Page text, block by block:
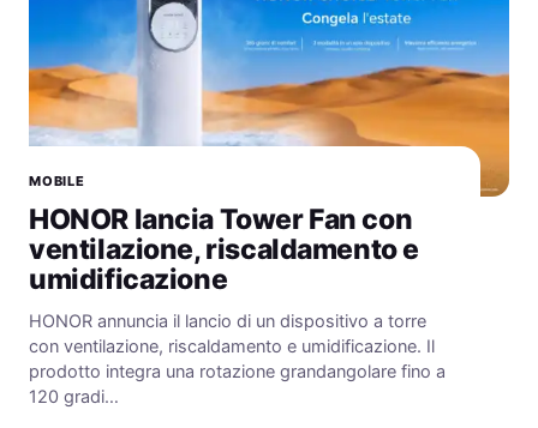
MOBILE
HONOR lancia Tower Fan con
ventilazione, riscaldamento e
umidificazione
HONOR annuncia il lancio di un dispositivo a torre
con ventilazione, riscaldamento e umidificazione. Il
prodotto integra una rotazione grandangolare fino a
120 gradi…